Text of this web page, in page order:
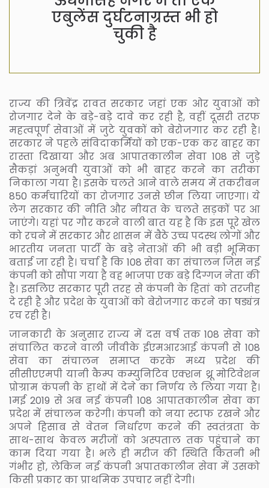
एबुलेंस दुर्घटनाग्रस्त भी हो
चुकी है
राज्य की त्रिवेंद्र रावत सरकार जहां एक ओर युवाओं को
रोजगार देने के बड़े-बड़े दावे कर रही है, वहीं दूसरी तरफ
महत्वपूर्ण सेवाओं में जुटे युवकों को बेरोजगार कर रही है।
सरकार ने पहले संविदाकर्मियों को एक-एक कर बाहर का
रास्ता दिखाया और अब आपातकालीन सेवा 108 से जुड़े
सैकड़ां अनुभवी युवाओं को भी बाहर करने का तरीका
निकाला गया है। इसके चलते आने वाले समय में तकरीबन
850 कर्मचारियों का रोजगार उनसे छीन लिया जाएगा। ये
लेग सरकार की नीति और नीयत के चलते सड़कों पर आ
जाएंगे। यहां पर गौर करने वाली बात यह है कि इस पूरे खेल
को रचने में सरकार और शासन में बैठे उच्च पदस्थ लोगों और
भारतीय जनता पार्टी के बड़े नेताओं की भी बड़ी भूमिका
बताई जा रही है। चर्चा है कि 108 सेवा का संचालन जिस नई
कंपनी को सौंपा गया है वह भाजपा एक बड़े दिग्गज नेता की
है। इसलिए सरकार पूरी तरह से कंपनी के हितां को तरजीह
दे रही है और प्रदेश के युवाओं को बेरोजगार करने का षड्यंत्र
रच रही है।
जानकारी के अनुसार राज्य में दस वर्ष तक 108 सेवा को
संचालित करने वाली जीवीके ईएमआरआई कंपनी से 108
सेवा का संचालन समाप्त करके मध्य प्रदेश की
सीसीएएमपी यानी कैम्प कम्युनिटिव एक्शन थ्रू मोटिवेशन
प्रोग्राम कंपनी के हाथों में देने का निर्णय ले लिया गया है।
1मई 2019 से अब नई कंपनी 108 आपातकालीन सेवा का
प्रदेश में संचालन करेगी। कंपनी को नया स्टाफ रखने और
अपने हिसाब से वेतन निर्धारण करने की स्वतंत्रता के
साथ-साथ केवल मरीजों को अस्पताल तक पहुंचाने का
काम दिया गया है। भले ही मरीज की स्थिति कितनी भी
गंभीर हो, लेकिन नई कंपनी अपातकालीन सेवा में उसको
किसी प्रकार का प्राथमिक उपचार नहीं देगी।